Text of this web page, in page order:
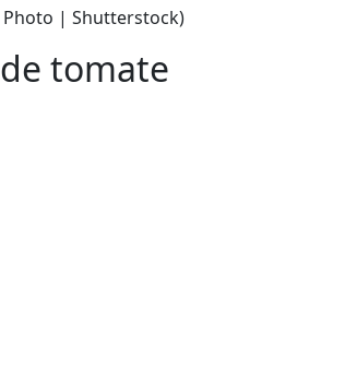
Photo | Shutterstock)
tomate